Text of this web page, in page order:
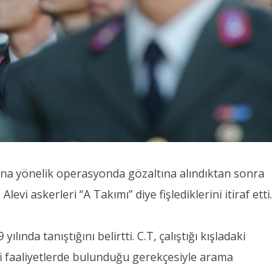
yönelik operasyonda gözaltına alındıktan sonra
askerleri “A Takımı” diye fişlediklerini itiraf etti.
tanıştığını belirtti. C.T, çalıştığı kışladaki
faaliyetlerde bulunduğu gerekçesiyle arama